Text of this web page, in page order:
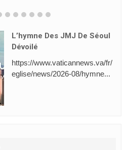
L’hymne Des JMJ De Séoul
Dévoilé
https://www.vaticannews.va/fr/
eglise/news/2026-08/hymne...